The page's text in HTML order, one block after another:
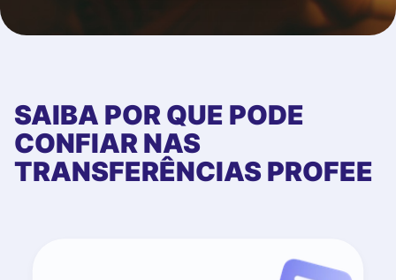
SAIBA POR QUE PODE
CONFIAR NAS
TRANSFERÊNCIAS PROFEE